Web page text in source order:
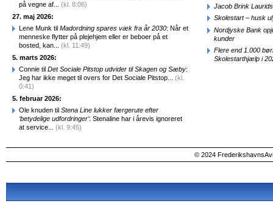
på vegne af... (kl. 8:06)
27. maj 2026:
Lene Munk til Madordning spares væk fra år 2030: Når et
menneske flytter på plejehjem eller er beboer på et
bosted, kan... (kl. 11:49)
5. marts 2026:
Connie til Det Sociale Pitstop udvider til Skagen og Sæby:
Jeg har ikke meget til overs for Det Sociale Pitstop... (kl.
0:41)
5. februar 2026:
Ole knuden til Stena Line lukker færgerute efter
‘betydelige udfordringer’: Stenaline har i årevis ignoreret
at service... (kl. 9:45)
Jacob Brink
Skolestart – husk
Nordjyske Bank
kunder
Flere end 1.000
Skolestarthjælp i
© 2024